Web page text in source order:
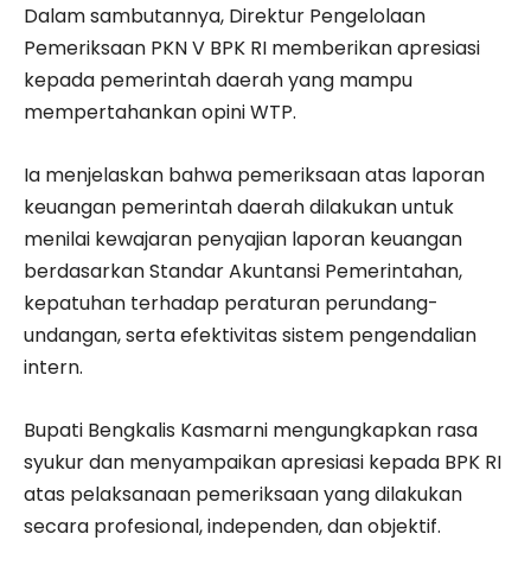
Dalam sambutannya, Direktur Pengelolaan
Pemeriksaan PKN V BPK RI memberikan apresiasi
kepada pemerintah daerah yang mampu
mempertahankan opini WTP.
Ia menjelaskan bahwa pemeriksaan atas laporan
keuangan pemerintah daerah dilakukan untuk
menilai kewajaran penyajian laporan keuangan
berdasarkan Standar Akuntansi Pemerintahan,
kepatuhan terhadap peraturan perundang-
undangan, serta efektivitas sistem pengendalian
intern.
Bupati Bengkalis Kasmarni mengungkapkan rasa
syukur dan menyampaikan apresiasi kepada BPK RI
atas pelaksanaan pemeriksaan yang dilakukan
secara profesional, independen, dan objektif.